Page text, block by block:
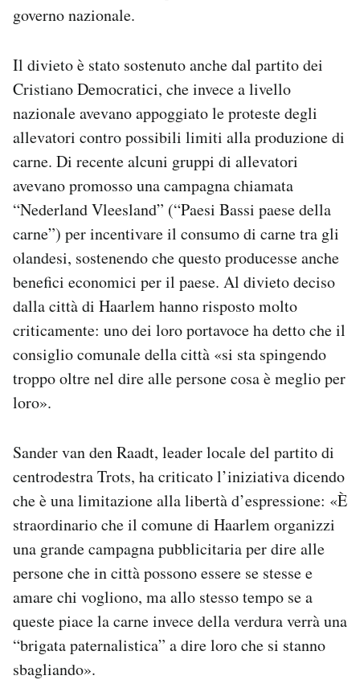
governo nazionale.
Il divieto è stato sostenuto anche dal partito dei
Cristiano Democratici, che invece a livello
nazionale avevano appoggiato le proteste degli
allevatori contro possibili limiti alla produzione di
carne. Di recente alcuni gruppi di allevatori
avevano promosso una campagna chiamata
“Nederland Vleesland” (“Paesi Bassi paese della
carne”) per incentivare il consumo di carne tra gli
olandesi, sostenendo che questo producesse anche
benefici economici per il paese. Al divieto deciso
dalla città di Haarlem hanno risposto molto
criticamente: uno dei loro portavoce ha detto che il
consiglio comunale della città «si sta spingendo
troppo oltre nel dire alle persone cosa è meglio per
loro».
Sander van den Raadt, leader locale del partito di
centrodestra Trots, ha criticato l’iniziativa dicendo
che è una limitazione alla libertà d’espressione: «È
straordinario che il comune di Haarlem organizzi
una grande campagna pubblicitaria per dire alle
persone che in città possono essere se stesse e
amare chi vogliono, ma allo stesso tempo se a
queste piace la carne invece della verdura verrà una
“brigata paternalistica” a dire loro che si stanno
sbagliando».